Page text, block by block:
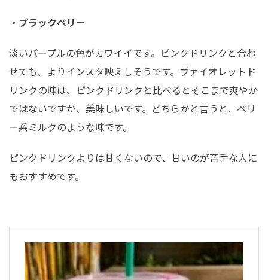
・ブラックベリー
淡いパープルの色がカワイイです。ピンクドリンクと合わ
せても、よりインスタ映えしそうです。ヴァイオレットド
リンクの味は、ピンクドリンクと比べるとそこまで爽やか
ではないですが、美味しいです。どちらかと言うと、ベリ
ー系ミルクのような味です。
ピンクドリンクよりは甘くないので、甘いのが苦手な人に
もおすすめです。